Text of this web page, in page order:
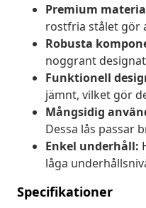
Premium
rostfria stålet gör
Robusta
noggrant
Funktionell
jämnt, vilket gör
Mångsidig
Dessa lås passar
Enkel underhåll:
låga
Specifikationer